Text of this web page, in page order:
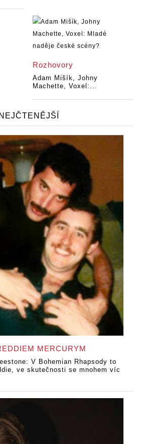
Rozhovory
Adam Mišík, Johny
Machette, Voxel:...
NEJČTENĚJŠÍ
MERCURYM
V Bohemian Rhapsody to
ve skutečnosti se mnohem víc